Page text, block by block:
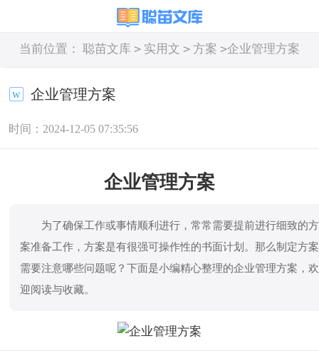
当前位置： 聪苗文库 > 实用文 > 方案 >企业管理方案
企业管理方案
时间：2024-12-05 07:35:56
企业管理方案
为了确保工作或事情顺利进行，常常需要提前进行细致的方
案准备工作，方案是有很强可操作性的书面计划。那么制定方案
需要注意哪些问题呢？下面是小编精心整理的企业管理方案，欢
迎阅读与收藏。